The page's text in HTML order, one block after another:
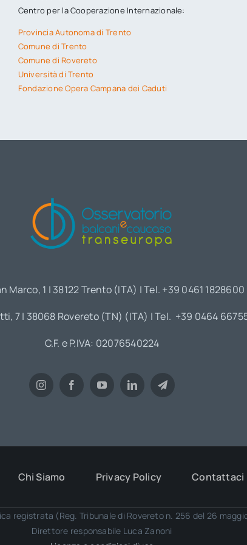
Centro per la Cooperazione Internazionale:
Provincia Autonoma di Trento
Comune di Trento
Comune di Rovereto
Università di Trento
Fondazione Opera Campana dei Caduti
Marco, 1 | 38122 Trento (ITA) | Tel. +39 0461 1828600
7 | 38068 Rovereto (TN) (ITA) | Tel. +39 0464
C.F. e P.IVA: 02076540224
Chi Siamo Privacy Policy Contattaci
registrata (Reg. Tribunale di Rovereto n. 256 del 26
Direttore responsabile Luca Zanoni